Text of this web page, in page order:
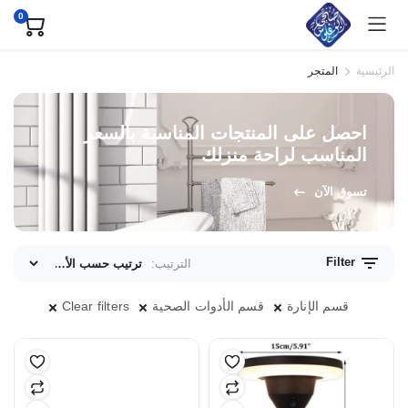
0
الرئيسية المتجر
احصل على المنتجات المناسبة بالسعر
المناسب لراحة منزلك
تسوق الآن
الترتيب:
Clear filters قسم الأدوات الصحية قسم الإنارة